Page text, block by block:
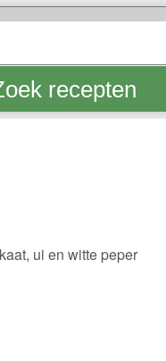
recepten
ui en witte peper